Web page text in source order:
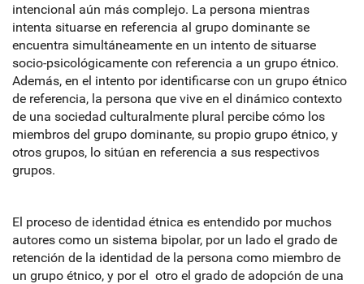
intencional aún más complejo. La persona mientras
intenta situarse en referencia al grupo dominante se
encuentra simultáneamente en un intento de situarse
socio-psicológicamente con referencia a un grupo étnico.
Además, en el intento por identificarse con un grupo étnico
de referencia, la persona que vive en el dinámico contexto
de una sociedad culturalmente plural percibe cómo los
miembros del grupo dominante, su propio grupo étnico, y
otros grupos, lo sitúan en referencia a sus respectivos
grupos.
El proceso de identidad étnica es entendido por muchos
autores como un sistema bipolar, por un lado el grado de
retención de la identidad de la persona como miembro de
un grupo étnico, y por el otro el grado de adopción de una